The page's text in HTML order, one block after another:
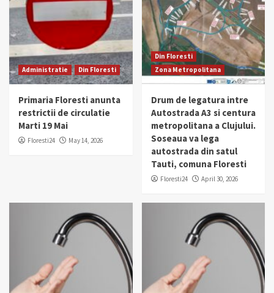
Administratie Din Floresti
Primaria Floresti anunta
restrictii de circulatie
Marti 19 Mai
Floresti24 May 14, 2026
Din Floresti
Zona Metropolitana
Drum de legatura intre
Autostrada A3 si centura
metropolitana a Clujului.
Soseaua va lega
autostrada din satul
Tauti, comuna Floresti
Floresti24 April 30, 2026